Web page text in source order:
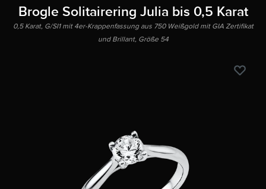
Brogle Solitairering Julia bis 0,5 Karat
0,5 Karat, G/SI1 mit 4er-Krappenfassung aus 750 Weißgold mit GIA Zertifikat
und Brillant, Größe 54